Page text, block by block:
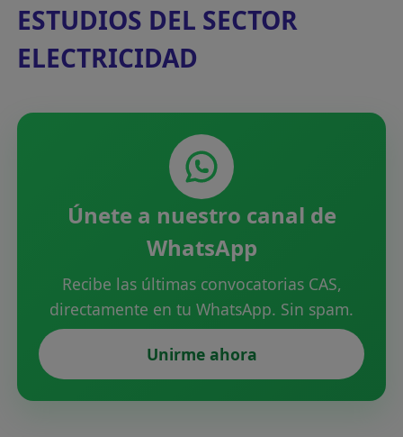
ESTUDIOS DEL SECTOR
ELECTRICIDAD
Únete a nuestro canal de
WhatsApp
Recibe las últimas convocatorias CAS,
directamente en tu WhatsApp. Sin spam.
Unirme ahora